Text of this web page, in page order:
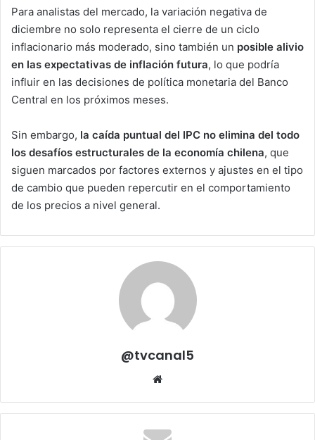
Para analistas del mercado, la variación negativa de
diciembre no solo representa el cierre de un ciclo
inflacionario más moderado, sino también un posible alivio
en las expectativas de inflación futura, lo que podría
influir en las decisiones de política monetaria del Banco
Central en los próximos meses.
Sin embargo, la caída puntual del IPC no elimina del todo
los desafíos estructurales de la economía chilena, que
siguen marcados por factores externos y ajustes en el tipo
de cambio que pueden repercutir en el comportamiento
de los precios a nivel general.
@tvcanal5